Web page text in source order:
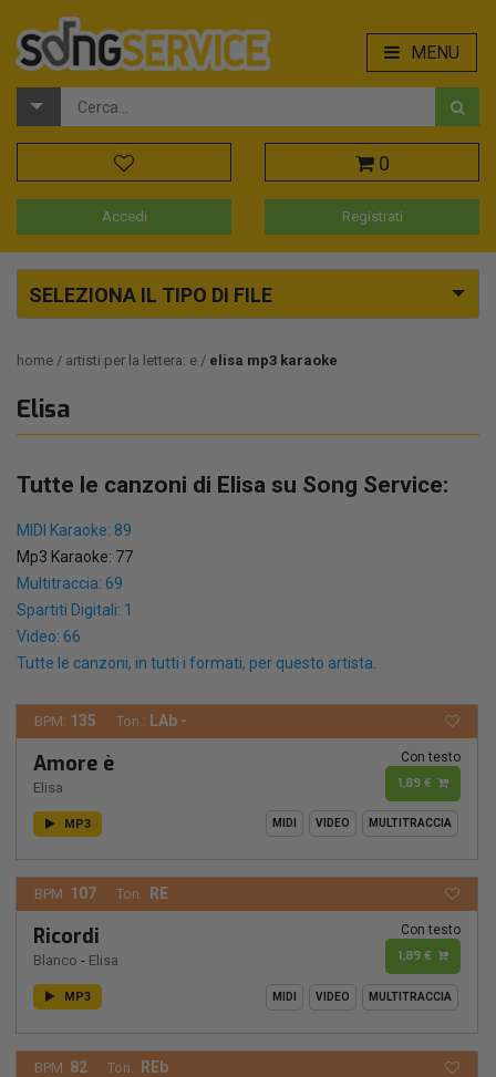
MENU
0
Accedi Registrati
SELEZIONA IL TIPO DI FILE
home artisti per la lettera: e elisa mp3 karaoke
Elisa
Tutte le canzoni di Elisa su Song Service:
MIDI Karaoke: 89
Mp3 Karaoke: 77
Multitraccia: 69
Spartiti Digitali: 1
Video: 66
Tutte le canzoni, in tutti i formati, per questo artista.
BPM: 135 Ton.: LAb -
Amore è
Elisa
Con testo
1,89 €
MP3 MIDI VIDEO MULTITRACCIA
BPM: 107 Ton.: RE
Ricordi
Blanco - Elisa
Con testo
1,89 €
MP3 MIDI VIDEO MULTITRACCIA
BPM: 82 Ton.: REb